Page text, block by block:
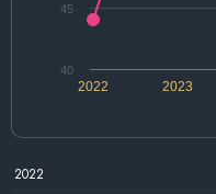
2022 2023
40
45
2022